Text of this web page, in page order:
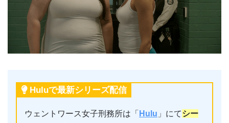
Huluで最新シリーズ配信
ウェントワース女子刑務所は「 Hulu 」にてシー